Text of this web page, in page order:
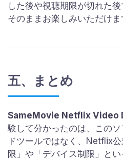
した後や視聴期限が切れた
そのままお楽しみいただけま
五、まとめ
SameMovie Netflix Video
験して分かったのは、この
ドツールではなく、Netflix
限」や「デバイス制限」とい